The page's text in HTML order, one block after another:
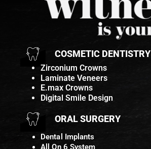
COSMETIC DENTISTRY
Zirconium Crowns
Laminate Veneers
E.max Crowns
Digital Smile Design
ORAL SURGERY
Dental Implants
All On 6 System